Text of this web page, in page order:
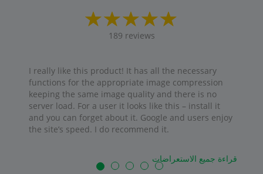
189 reviews
I really like this product! It has all the necessary
functions for the appropriate image compression
keeping the same image quality and there is no
server load. For a user it looks like this – install it
and you can forget about it. Google and users enjoy
the site’s speed. I do recommend it.
قراءة جميع الاستعراضات